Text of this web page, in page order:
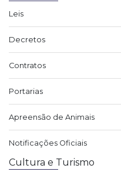
Leis
Decretos
Contratos
Portarias
Apreensão de Animais
Notificações Oficiais
Cultura e Turismo